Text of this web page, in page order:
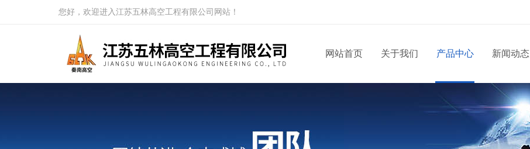
您好，欢迎进入江苏五林高空工程有限公司网站！
网站首页 关于我们 产品中心 新闻动态